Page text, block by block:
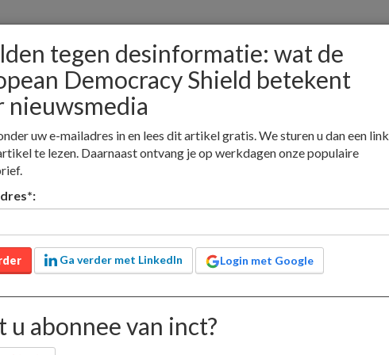
Educatieve media
European Democracy Shield betekent voor nieuwsmedia
desinformatie: wat
Shield
tegen desinformatie: wat de
Democracy Shield betekent
nieuwsmedia
uw e-mailadres in en lees dit artikel gratis. We sturen u dan een link
te lezen. Daarnaast ontvang je op werkdagen onze populaire
*:
Ga verder met LinkedIn Login met Google
u abonnee van inct?